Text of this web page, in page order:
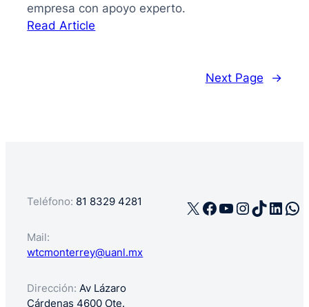
empresa con apoyo experto.
Read Article
Next Page →
Teléfono: 81 8329 4281
Mail:
wtcmonterrey@uanl.mx
Dirección: Av Lázaro
Cárdenas 4600 Ote.
X Facebook
YouTube
TikTok